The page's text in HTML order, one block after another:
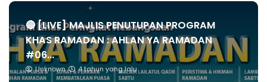
🔴 [LIVE] MAJLIS PENUTUPAN PROGRAM
KHAS RAMADAN : AHLAN YA RAMADAN
#06...
Unknown 4 tahun yang lalu